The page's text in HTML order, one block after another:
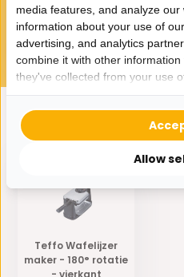
44,95 34,95
Eerder bekeken door jou
Teffo Wafelijzer
maker - 180° rotatie
- vierkant
media features, and analyze
information about your use of
advertising, and analytics
combine it with other
they've collected from your use
Allow